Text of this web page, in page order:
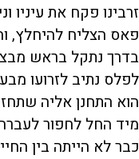
זרבינו פקח את
פאס הצליח להיחלץ,
בדרך נתקל בראש
לפלס נתיב לזרועו
הוא התחנן אליה
מיד החל לחפור
כבר לא הייתה בין